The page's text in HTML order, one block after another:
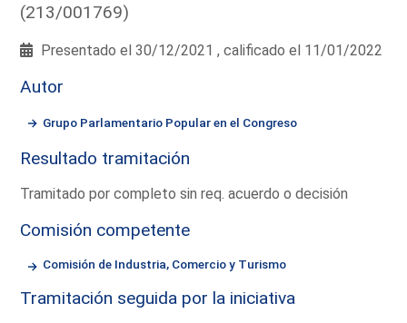
(213/001769)
Presentado el 30/12/2021 , calificado el 11/01/2022
Autor
Grupo Parlamentario Popular en el Congreso
Resultado tramitación
Tramitado por completo sin req. acuerdo o decisión
Comisión competente
Comisión de Industria, Comercio y Turismo
Tramitación seguida por la iniciativa